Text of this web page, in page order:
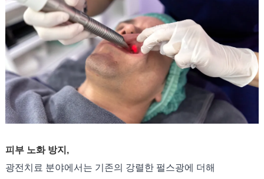
피부 노화 방지,
광전치료 분야에서는 기존의 강렬한 펄스광에 더해